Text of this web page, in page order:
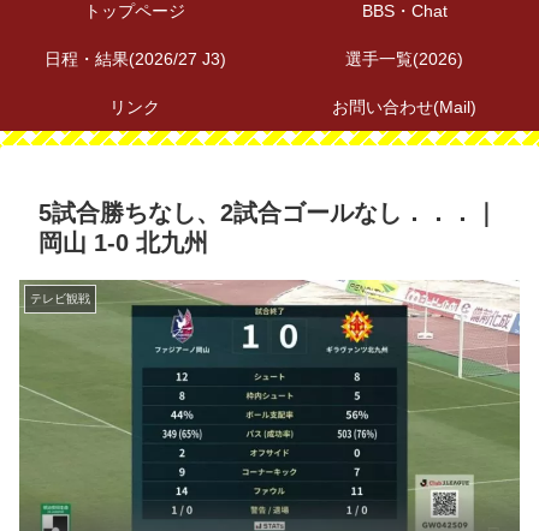
トップページ BBS・Chat
日程・結果(2026/27 J3) 選手一覧(2026)
リンク お問い合わせ(Mail)
5試合勝ちなし、2試合ゴールなし．．．｜
岡山 1-0 北九州
テレビ観戦